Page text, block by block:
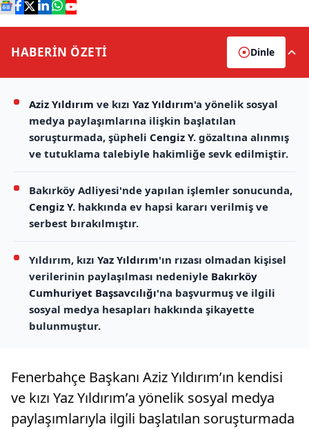
HABERİN ÖZETİ Dinle
Aziz Yıldırım ve kızı Yaz Yıldırım'a yönelik sosyal
medya paylaşımlarına ilişkin başlatılan
soruşturmada, şüpheli Cengiz Y. gözaltına alınmış
ve tutuklama talebiyle hakimliğe sevk edilmiştir.
Bakırköy Adliyesi'nde yapılan işlemler sonucunda,
Cengiz Y. hakkında ev hapsi kararı verilmiş ve
serbest bırakılmıştır.
Yıldırım, kızı Yaz Yıldırım'ın rızası olmadan kişisel
verilerinin paylaşılması nedeniyle Bakırköy
Cumhuriyet Başsavcılığı'na başvurmuş ve ilgili
sosyal medya hesapları hakkında şikayette
bulunmuştur.
Fenerbahçe Başkanı Aziz Yıldırım’ın kendisi
ve kızı Yaz Yıldırım’a yönelik sosyal medya
paylaşımlarıyla ilgili başlatılan soruşturmada